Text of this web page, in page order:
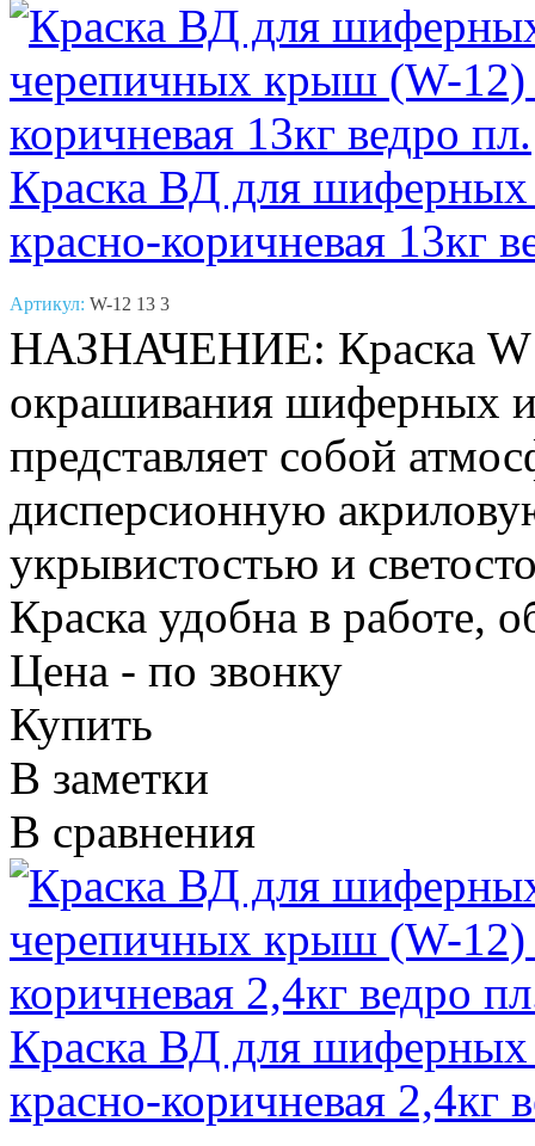
Краска ВД для
красно-коричневая 13кг
Артикул: W-12 13 3
НАЗНАЧЕНИЕ: Краска
окрашивания шиферных
представляет собой
дисперсионную
укрывистостью и
Краска удобна в работе,
Цена - по звонку
Купить
В заметки
В сравнения
Краска ВД для
красно-коричневая 2,4кг